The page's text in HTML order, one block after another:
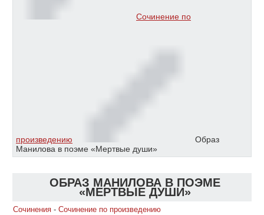
Сочинение по
произведению
Образ
Манилова в поэме «Мертвые души»
ОБРАЗ МАНИЛОВА В ПОЭМЕ
«МЕРТВЫЕ ДУШИ»
Сочинения - Сочинение по произведению